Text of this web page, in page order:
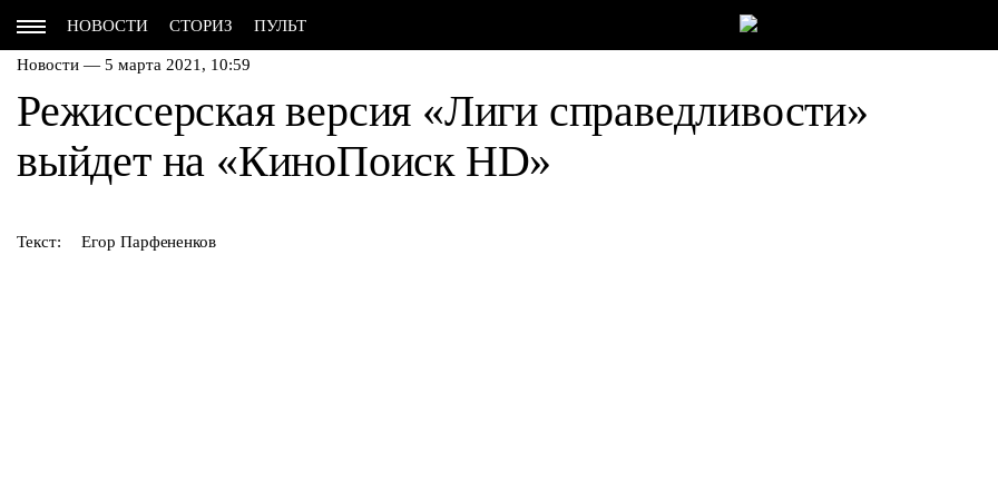
НОВОСТИ СТОРИЗ ПУЛЬТ
Новости — 5 марта 2021, 10:59
Режиссерская версия «Лиги справедливости»
выйдет на «КиноПоиск HD»
Текст: Егор Парфененков